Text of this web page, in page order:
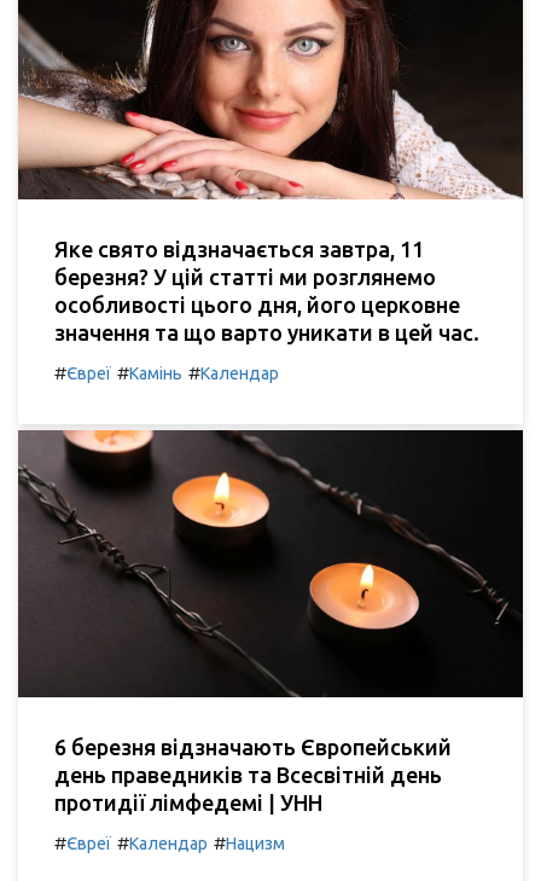
Яке свято відзначається завтра, 11
березня? У цій статті ми розглянемо
особливості цього дня, його церковне
значення та що варто уникати в цей час.
#Євреї #Камінь #Календар
6 березня відзначають Європейський
день праведників та Всесвітній день
протидії лімфедемі | УНН
#Євреї #Календар #Нацизм